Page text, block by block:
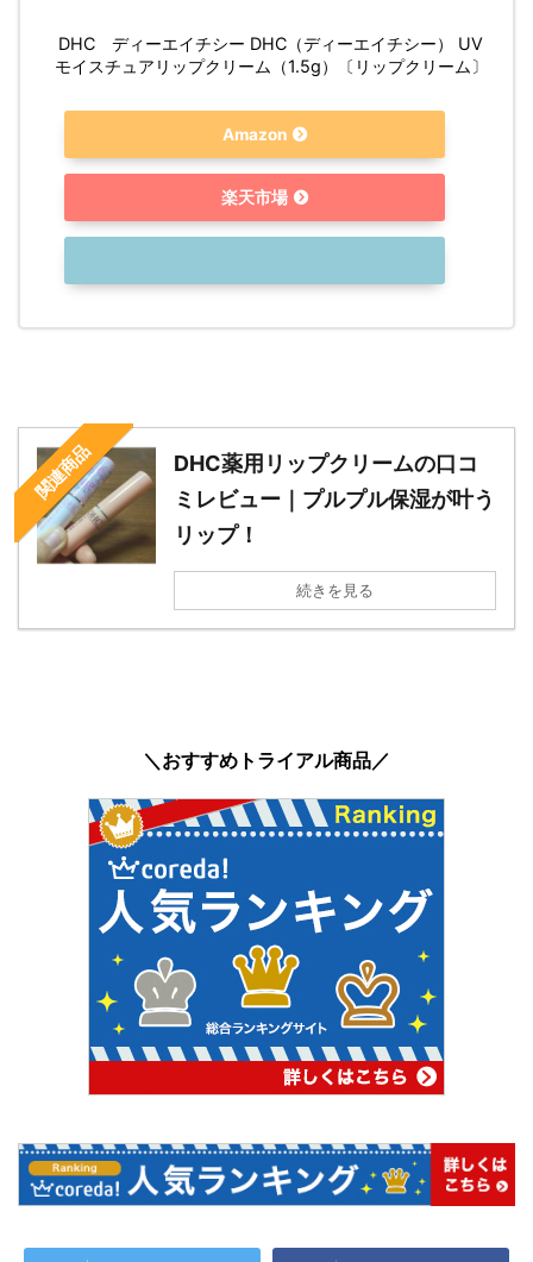
DHC ディーエイチシー DHC（ディーエイチシー） UV
モイスチュアリップクリーム（1.5g）〔リップクリーム〕
Amazon
楽天市場
関連商品
DHC薬用リップクリームの口コ
ミレビュー｜プルプル保湿が叶う
リップ！
続きを見る
＼おすすめトライアル商品／